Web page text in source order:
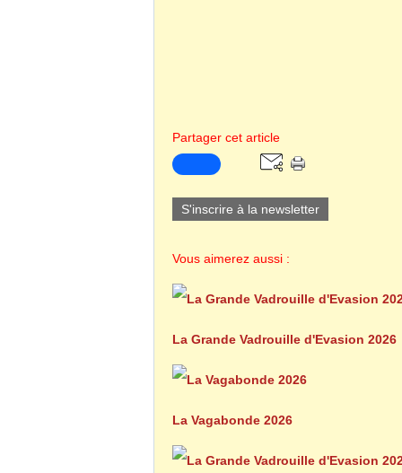
Partager cet article
S'inscrire à la newsletter
Vous aimerez aussi :
La Grande Vadrouille d'Evasion 2026
La Vagabonde 2026